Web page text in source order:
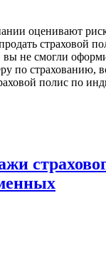
оценивают
страховой
вы не смогли
по страхованию,
полис по